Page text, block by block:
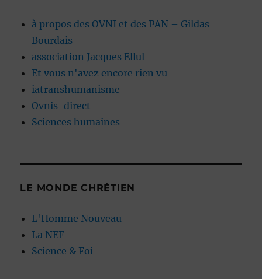
à propos des OVNI et des PAN – Gildas
Bourdais
association Jacques Ellul
Et vous n'avez encore rien vu
iatranshumanisme
Ovnis-direct
Sciences humaines
LE MONDE CHRÉTIEN
L'Homme Nouveau
La NEF
Science & Foi